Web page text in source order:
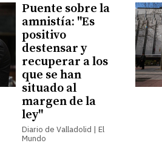
Puente sobre la
amnistía: "Es
positivo
destensar y
recuperar a los
que se han
situado al
margen de la
ley"
Diario de Valladolid | El
Mundo